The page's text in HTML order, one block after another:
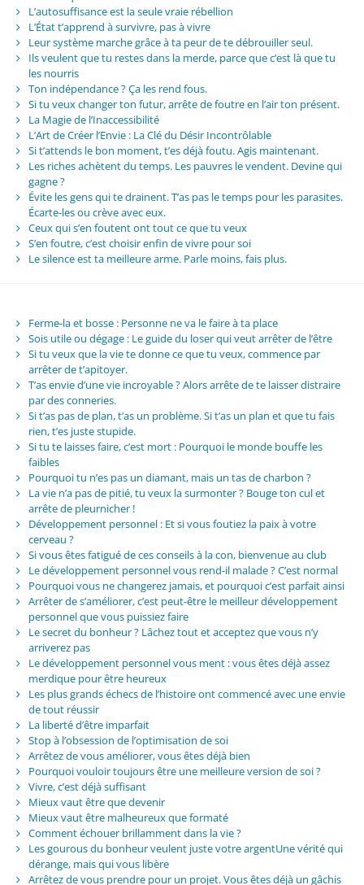
L’autosuffisance est la seule vraie rébellion
L’État t’apprend à survivre, pas à vivre
Leur système marche grâce à ta peur de te débrouiller seul.
Ils veulent que tu restes dans la merde, parce que c’est là que tu
les nourris
Ton indépendance ? Ça les rend fous.
Si tu veux changer ton futur, arrête de foutre en l’air ton présent.
La Magie de l’Inaccessibilité
L’Art de Créer l’Envie : La Clé du Désir Incontrôlable
Si t’attends le bon moment, t’es déjà foutu. Agis maintenant.
Les riches achètent du temps. Les pauvres le vendent. Devine qui
gagne ?
Évite les gens qui te drainent. T’as pas le temps pour les parasites.
Écarte-les ou crève avec eux.
Ceux qui s’en foutent ont tout ce que tu veux
S’en foutre, c’est choisir enfin de vivre pour soi
Le silence est ta meilleure arme. Parle moins, fais plus.
Ferme-la et bosse : Personne ne va le faire à ta place
Sois utile ou dégage : Le guide du loser qui veut arrêter de l’être
Si tu veux que la vie te donne ce que tu veux, commence par
arrêter de t’apitoyer.
T’as envie d’une vie incroyable ? Alors arrête de te laisser distraire
par des conneries.
Si t’as pas de plan, t’as un problème. Si t’as un plan et que tu fais
rien, t’es juste stupide.
Si tu te laisses faire, c’est mort : Pourquoi le monde bouffe les
faibles
Pourquoi tu n’es pas un diamant, mais un tas de charbon ?
La vie n’a pas de pitié, tu veux la surmonter ? Bouge ton cul et
arrête de pleurnicher !
Développement personnel : Et si vous foutiez la paix à votre
cerveau ?
Si vous êtes fatigué de ces conseils à la con, bienvenue au club
Le développement personnel vous rend-il malade ? C’est normal
Pourquoi vous ne changerez jamais, et pourquoi c’est parfait ainsi
Arrêter de s’améliorer, c’est peut-être le meilleur développement
personnel que vous puissiez faire
Le secret du bonheur ? Lâchez tout et acceptez que vous n’y
arriverez pas
Le développement personnel vous ment : vous êtes déjà assez
merdique pour être heureux
Les plus grands échecs de l’histoire ont commencé avec une envie
de tout réussir
La liberté d’être imparfait
Stop à l’obsession de l’optimisation de soi
Arrêtez de vous améliorer, vous êtes déjà bien
Pourquoi vouloir toujours être une meilleure version de soi ?
Vivre, c’est déjà suffisant
Mieux vaut être que devenir
Mieux vaut être malheureux que formaté
Comment échouer brillamment dans la vie ?
Les gourous du bonheur veulent juste votre argentUne vérité qui
dérange, mais qui vous libère
Arrêtez de vous prendre pour un projet. Vous êtes déjà un gâchis